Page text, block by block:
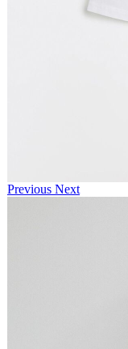
Previous Next